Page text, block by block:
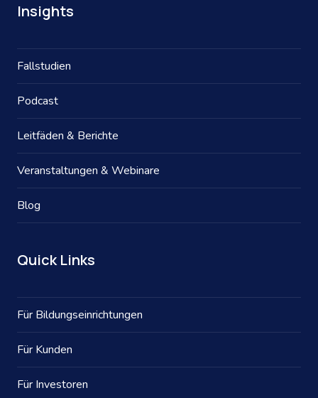
Insights
Fallstudien
Podcast
Leitfäden & Berichte
Veranstaltungen & Webinare
Blog
Quick Links
Für Bildungseinrichtungen
Für Kunden
Für Investoren